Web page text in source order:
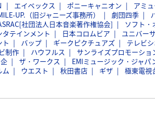
エイベックス ポニーキャニオン アミ
UP.（旧ジャニーズ事務所） 劇団四季
社団法人日本音楽著作権協会] ソフト・
タテインメント
日本コロムビア ユニバー
ト
バップ ギークピクチュアズ テレビ
制作
ハウフルス サンライズプロモーショ
ザ・ワークス EMIミュージック・ジャパ
ム
ウエスト 秋田書店 ギザ 極東電視